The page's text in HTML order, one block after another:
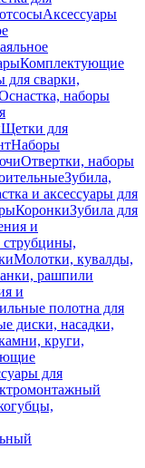
Аксессуары
Комплектующие
для сварки,
наборы
Щетки для
Наборы
Отвертки, наборы
Зубила,
и аксессуары для
КоронкиЗубила для
и
Молотки, кувалды,
рашпили
и
полотна для
диски, насадки,
круги,
для